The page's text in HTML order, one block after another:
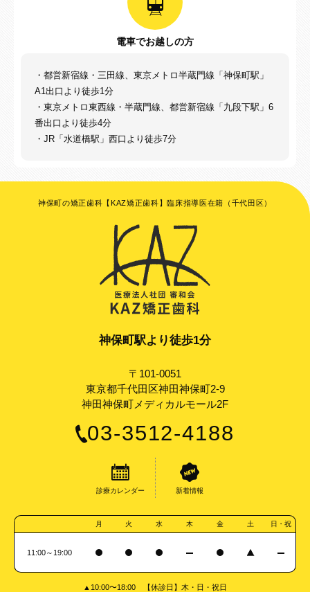
電車でお越しの方
・都営新宿線・三田線、東京メトロ半蔵門線「神保町駅」
A1出口より徒歩1分
・東京メトロ東西線・半蔵門線、都営新宿線「九段下駅」6
番出口より徒歩4分
・JR「水道橋駅」西口より徒歩7分
神保町の矯正歯科【KAZ矯正歯科】臨床指導医在籍（千代田区）
神保町駅より徒歩1分
〒101-0051
東京都千代田区神田神保町2-9
神田神保町メディカルモール2F
03-3512-4188
診療カレンダー 新着情報
月 火 水 木 金 土 日・祝
11:00～19:00
▲10:00〜18:00 【休診日】木・日・祝日